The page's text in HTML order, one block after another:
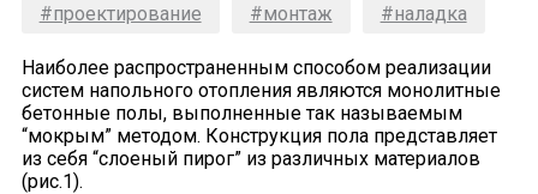
#проектирование
#монтаж #наладка
Наиболее распространенным способом реализации
систем напольного отопления являются монолитные
бетонные полы, выполненные так называемым
“мокрым” методом. Конструкция пола представляет
из себя “слоеный пирог” из различных материалов
(рис.1).